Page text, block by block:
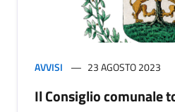
AVVISI 23 AGOSTO 2023
Il Consiglio comunale